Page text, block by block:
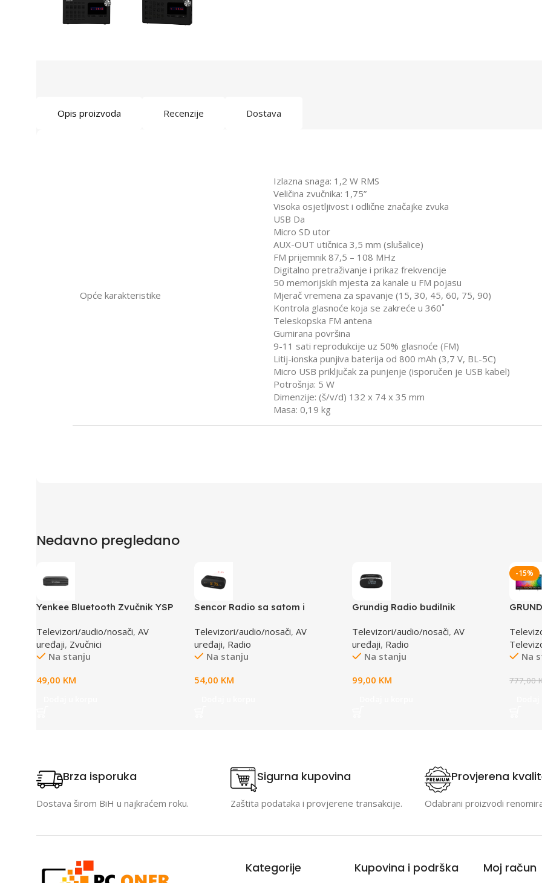
Opis proizvoda Recenzije Dostava
Opće karakteristike
Izlazna snaga: 1,2 W RMS
Veličina zvučnika: 1,75”
Visoka osjetljivost i odlične značajke zvuka
USB Da
Micro SD utor
AUX-OUT utičnica 3,5 mm (slušalice)
FM prijemnik 87,5 – 108 MHz
Digitalno pretraživanje i prikaz frekvencije
50 memorijskih mjesta za kanale u FM pojasu
Mjerač vremena za spavanje (15, 30, 45, 60, 75, 90)
Kontrola glasnoće koja se zakreće u 360˚
Teleskopska FM antena
Gumirana površina
9-11 sati reprodukcije uz 50% glasnoće (FM)
Litij-ionska punjiva baterija od 800 mAh (3,7 V, BL-5C)
Micro USB priključak za punjenje (isporučen je USB kabel)
Potrošnja: 5 W
Dimenzije: (š/v/d) 132 x 74 x 35 mm
Masa: 0,19 kg
Nedavno pregledano
Yenkee Bluetooth Zvučnik YSP
Televizori/audio/nosači, AV
uređaji, Zvučnici
Na stanju
49,00 KM
Sencor Radio sa satom i
Televizori/audio/nosači, AV
uređaji, Radio
Na stanju
54,00 KM
Grundig Radio budilnik
Televizori/audio/nosači, AV
uređaji, Radio
Na stanju
99,00 KM
-15%
Na
777,00
Brza isporuka
Dostava širom BiH u najkraćem roku.
Sigurna kupovina
Zaštita podataka i provjerene transakcije.
Provjerena
Odabrani proizvodi
Kategorije Kupovina i podrška Moj račun